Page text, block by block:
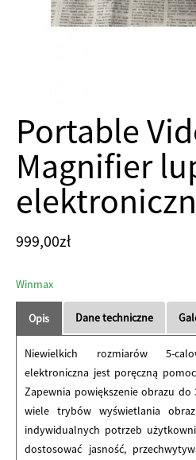
Portable
Magnifier
999,00zł
Winmax
Opis Dane techniczne
Niewielkich rozmiarów 5-
elektroniczna jest poręczną
Zapewnia powiększenie obrazu do
wiele trybów wyświetlania
indywidualnych potrzeb
dostosować jasność,